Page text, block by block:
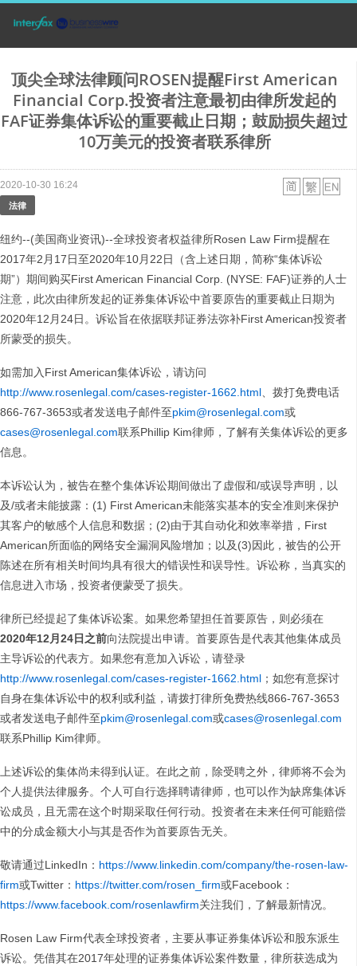
顶尖全球法律顾问ROSEN提醒First American
Financial Corp.投资者注意最初由律所发起的
FAF证券集体诉讼的重要截止日期；鼓励损失超过
10万美元的投资者联系律所
2020-10-30 16:24
法律
纽约--(美国商业资讯)--全球投资者权益律所Rosen Law Firm提醒在
2017年2月17日至2020年10月22日（含上述日期，简称“集体诉讼
期”）期间购买First American Financial Corp. (NYSE: FAF)证券的人士
注意，此次由律所发起的证券集体诉讼中首要原告的重要截止日期为
2020年12月24日。诉讼旨在依据联邦证券法弥补First American投资者
所蒙受的损失。
如需加入First American集体诉讼，请访问
http://www.rosenlegal.com/cases-register-1662.html、拨打免费电话
866-767-3653或者发送电子邮件至pkim@rosenlegal.com或
cases@rosenlegal.com联系Phillip Kim律师，了解有关集体诉讼的更多
信息。
本诉讼认为，被告在整个集体诉讼期间做出了虚假和/或误导声明，以
及/或者未能披露：(1) First American未能落实基本的安全准则来保护
其客户的敏感个人信息和数据；(2)由于其自动化和效率举措，First
American所面临的网络安全漏洞风险增加；以及(3)因此，被告的公开
陈述在所有相关时间均具有很大的错误性和误导性。诉讼称，当真实的
信息进入市场，投资者便蒙受了损失。
律所已经提起了集体诉讼案。如果您希望担任首要原告，则必须在
2020年12月 24日之前向法院提出申请。首要原告是代表其他集体成员
主导诉讼的代表方。如果您有意加入诉讼，请登录
http://www.rosenlegal.com/cases-register-1662.html ；如您有意探讨
自身在集体诉讼中的权利或利益，请拨打律所免费热线866-767-3653
或者发送电子邮件至pkim@rosenlegal.com或cases@rosenlegal.com
联系Phillip Kim律师。
上述诉讼的集体尚未得到认证。在此之前，除受聘之外，律师将不会为
个人提供法律服务。个人可自行选择聘请律师，也可以作为缺席集体诉
讼成员，且无需在这个时期采取任何行动。投资者在未来任何可能赔偿
中的分成金额大小与其是否作为首要原告无关。
敬请通过LinkedIn： https://www.linkedin.com/company/the-rosen-law-
firm或Twitter： https://twitter.com/rosen_firm或Facebook：
https://www.facebook.com/rosenlawfirm关注我们，了解最新情况。
Rosen Law Firm代表全球投资者，主要从事证券集体诉讼和股东派生
诉讼。凭借其在2017年处理的证券集体诉讼案件数量，律所获选成为